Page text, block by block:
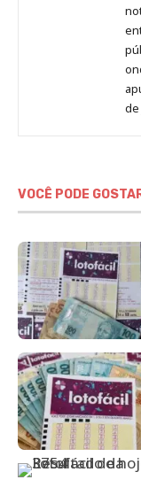
de
VOCÊ PODE